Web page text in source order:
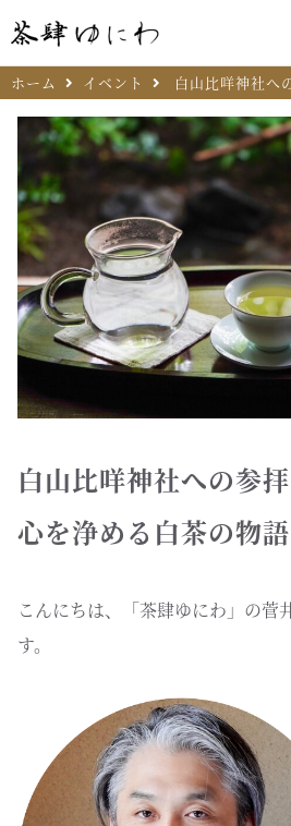
ホーム イベント 白山比咩神社
白山比咩神社への参
心を浄める白茶の物語
こんにちは、「茶肆ゆにわ」の菅
す。